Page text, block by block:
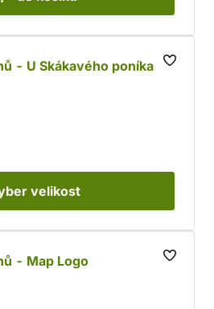
- U Skákavého poníka
velikost
- Map Logo